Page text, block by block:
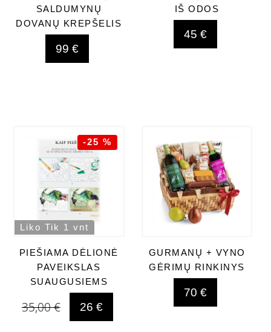
SALDUMYNŲ
DOVANŲ KREPŠELIS
99 €
IŠ ODOS
45 €
-25 %
Liko Tik 1 vnt
PIEŠIAMA DĖLIONĖ
PAVEIKSLAS
SUAUGUSIEMS
35,00 € 26 €
GURMANŲ + VYNO
GĖRIMŲ RINKINYS
70 €